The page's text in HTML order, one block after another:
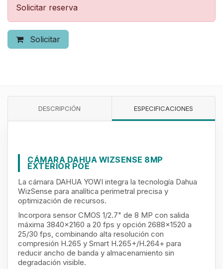
Solicitar reserva
Solicitar
DESCRIPCIÓN ESPECIFICACIONES
CÁMARA DAHUA WIZSENSE 8MP
EXTERIOR POE
La cámara DAHUA YOWI integra la tecnología Dahua
WizSense para analítica perimetral precisa y
optimización de recursos.
Incorpora sensor CMOS 1/2.7" de 8 MP con salida
máxima 3840×2160 a 20 fps y opción 2688×1520 a
25/30 fps, combinando alta resolución con
compresión H.265 y Smart H.265+/H.264+ para
reducir ancho de banda y almacenamiento sin
degradación visible.